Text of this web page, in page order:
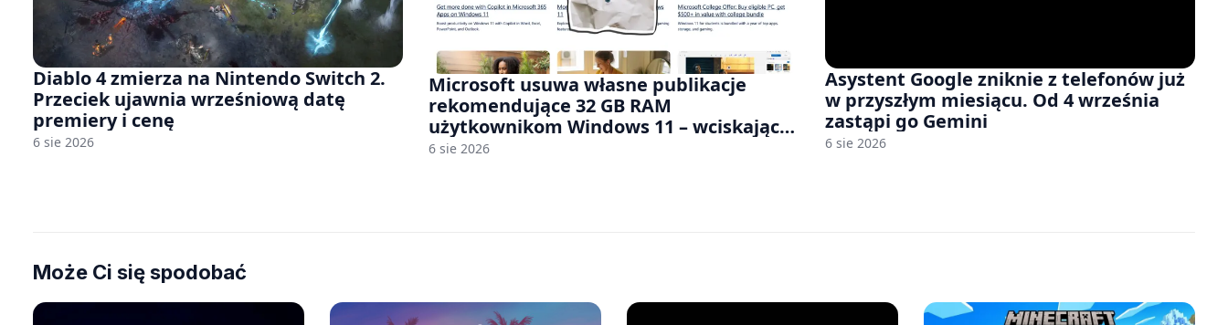
Diablo 4 zmierza na Nintendo Switch 2.
Przeciek ujawnia wrześniową datę
premiery i cenę
6 sie 2026
Microsoft usuwa własne publikacje
rekomendujące 32 GB RAM
użytkownikom Windows 11 – wciskając
nam przy tym komputery z 8 GB RAM po
6 sie 2026
Asystent Google zniknie z telefonów już
w przyszłym miesiącu. Od 4 września
zastąpi go Gemini
6 sie 2026
Może Ci się spodobać